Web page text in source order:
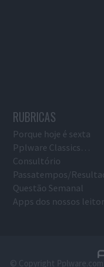
RUBRICAS
Porque hoje é sexta
Pplware Classics…
Consultório
Passatempos/
Questão Semanal
Apps dos nossos
© Copyright Pplware.com